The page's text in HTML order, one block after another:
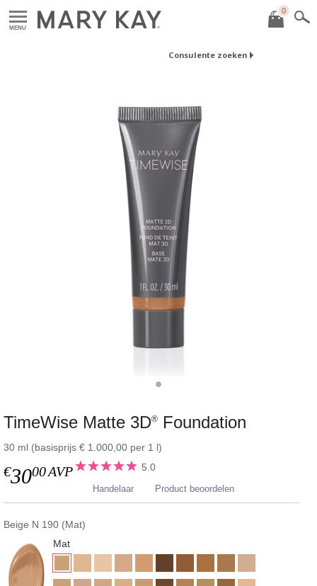
MENU
0
Consulente zoeken
TimeWise Matte 3D® Foundation
30 ml (basisprijs € 1.000,00 per 1 l)
€3000AVP 5.0
Handelaar Product beoordelen
Beige N 190 (Mat)
Mat